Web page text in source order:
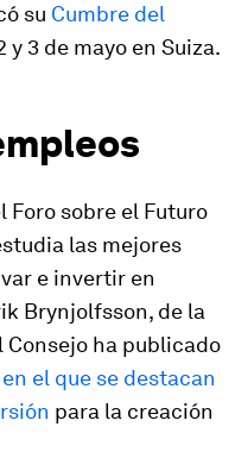
su Cumbre del
y 3 de mayo en Suiza.
Foro sobre el Futuro
las mejores
e invertir en
Brynjolfsson, de la
ha publicado
el que se destacan
para la creación